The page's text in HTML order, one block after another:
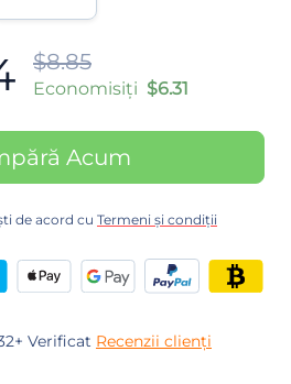
$8.85
Economisiți $6.31
Acum
de acord cu Termeni și condiții
Verificat Recenzii clienți